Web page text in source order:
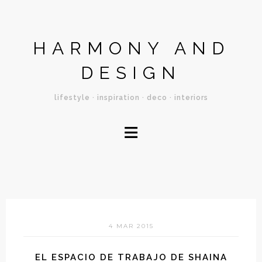
HARMONY AND
DESIGN
lifestyle · inspiration · deco · interiors
≡
4 MAR 2015
EL ESPACIO DE TRABAJO DE SHAINA